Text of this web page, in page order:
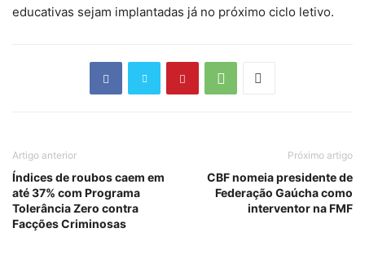
educativas sejam implantadas já no próximo ciclo letivo.
Artigo anterior
Índices de roubos caem em
até 37% com Programa
Tolerância Zero contra
Facções Criminosas
Próximo artigo
CBF nomeia presidente de
Federação Gaúcha como
interventor na FMF